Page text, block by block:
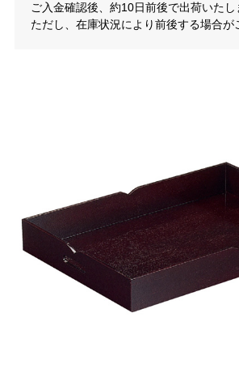
ご入金確認後、約10日前後で出荷いたし
ただし、在庫状況により前後する場合が